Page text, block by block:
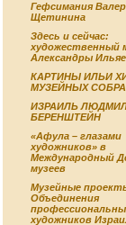
Гефсимания
Щетинина
Здесь и сейчас:
художественный
Александры
КАРТИНЫ ИЛЬИ
МУЗЕЙНЫХ
ИЗРАИЛЬ
БЕРЕНШТЕЙН
«Афула – глазами
художников» в
Международный
музеев
Музейные
Объединения
художников